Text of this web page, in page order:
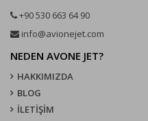
+90 530 663 64 90
info@avionejet.com
NEDEN AVONE JET?
HAKKIMIZDA
BLOG
İLETİŞİM